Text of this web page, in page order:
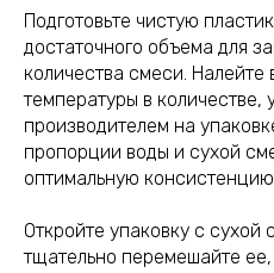
Подготовьте чистую
достаточного объема для
количества смеси. Налейте
температуры в количестве,
производителем на
пропорции воды и сухой
оптимальную
Откройте упаковку с
тщательно перемешайте